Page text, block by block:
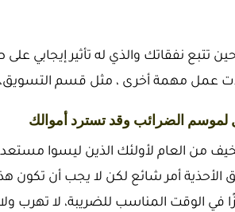
تتبع نفقاتك والذي له تأثير إيجابي
عمل مهمة أخرى ، مثل قسم التسويق،
العام لأولئك الذين ليسوا
الأحذية أمر شائع لكن لا يجب أن
الوقت المناسب للضريبة، لا تهرب